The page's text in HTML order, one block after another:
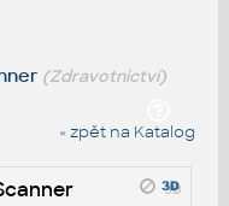
(Zdravotnictví)
« zpět na Katalog